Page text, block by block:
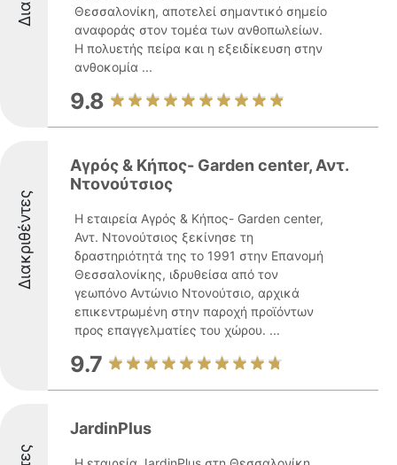
Θεσσαλονίκη, αποτελεί σημαντικό σημείο
αναφοράς στον τομέα των ανθοπωλείων.
Η πολυετής πείρα και η εξειδίκευση στην
ανθοκομία ...
9.8
Διακριθέντες
Αγρός & Κήπος- Garden center, Αντ.
Ντονούτσιος
Η εταιρεία Αγρός & Κήπος- Garden center,
Αντ. Ντονούτσιος ξεκίνησε τη
δραστηριότητά της το 1991 στην Επανομή
Θεσσαλονίκης, ιδρυθείσα από τον
γεωπόνο Αντώνιο Ντονούτσιο, αρχικά
επικεντρωμένη στην παροχή προϊόντων
προς επαγγελματίες του χώρου. ...
9.7
JardinPlus